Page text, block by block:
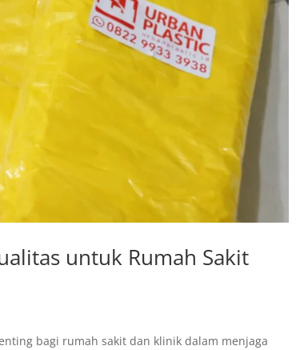
untuk Rumah Sakit
bagi rumah sakit dan klinik dalam menjaga